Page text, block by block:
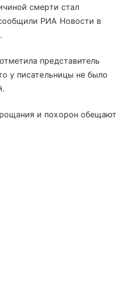
смерти стал
РИА Новости в
представитель
у писательницы не было
и похорон обещают